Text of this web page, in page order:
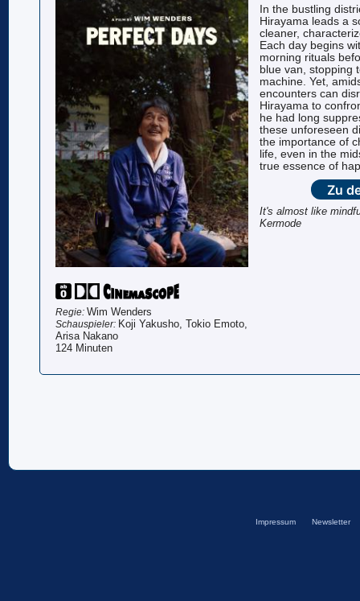
Regie: Wim Wenders
Schauspieler: Koji Yakusho, Tokio Emoto,
Arisa Nakano
124 Minuten
In the bustling
Hirayama leads a
cleaner,
Each day begins
morning rituals
blue van, stopping
machine. Yet,
encounters can
Hirayama to
he had long
these unforeseen
the importance of
life, even in the
true essence of
Zu
It's almost like
Kermode